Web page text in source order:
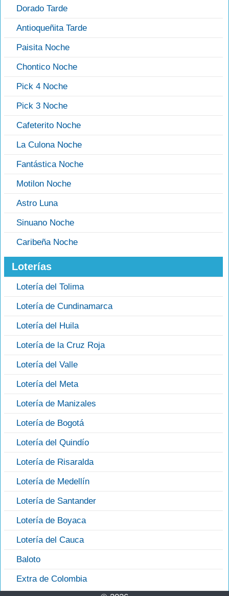
Dorado Tarde
Antioqueñita Tarde
Paisita Noche
Chontico Noche
Pick 4 Noche
Pick 3 Noche
Cafeterito Noche
La Culona Noche
Fantástica Noche
Motilon Noche
Astro Luna
Sinuano Noche
Caribeña Noche
Loterías
Lotería del Tolima
Lotería de Cundinamarca
Lotería del Huila
Lotería de la Cruz Roja
Lotería del Valle
Lotería del Meta
Lotería de Manizales
Lotería de Bogotá
Lotería del Quindío
Lotería de Risaralda
Lotería de Medellín
Lotería de Santander
Lotería de Boyaca
Lotería del Cauca
Baloto
Extra de Colombia